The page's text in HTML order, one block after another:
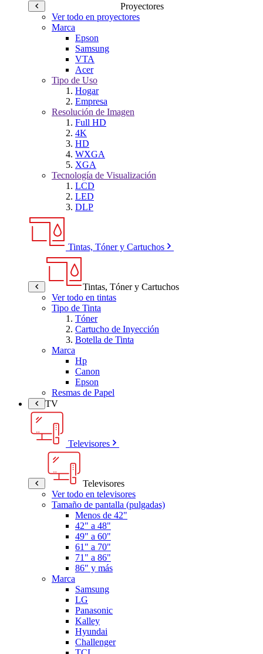
Proyectores
Ver todo en proyectores
Marca
Epson
Samsung
VTA
Acer
Tipo de Uso
Hogar
Empresa
Resolución de Imagen
Full HD
4K
HD
WXGA
XGA
Tecnología de Visualización
LCD
LED
DLP
Tintas, Tóner y Cartuchos
Tintas, Tóner y Cartuchos
Ver todo en tintas
Tipo de Tinta
Tóner
Cartucho de Inyección
Botella de Tinta
Marca
Hp
Canon
Epson
Resmas de Papel
TV
Televisores
Televisores
Ver todo en televisores
Tamaño de pantalla (pulgadas)
Menos de 42"
42" a 48"
49" a 60"
61" a 70"
71" a 86"
86" y más
Marca
Samsung
LG
Panasonic
Kalley
Hyundai
Challenger